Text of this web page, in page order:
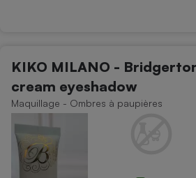
KIKO MILANO -
cream eyeshadow
Maquillage - Ombres à paupières